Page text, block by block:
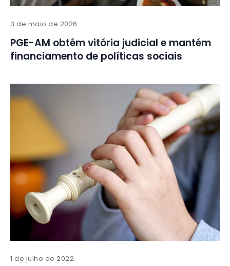
3 de maio de 2026
PGE-AM obtém vitória judicial e mantém
financiamento de políticas sociais
1 de julho de 2022